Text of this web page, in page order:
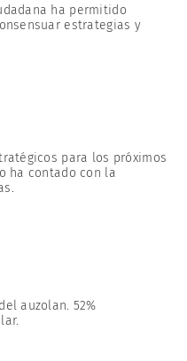
ha permitido
estrategias y
para los próximos
ha contado con la
auzolan. 52%